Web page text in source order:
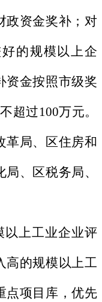
政资金奖补；对
的规模以上企
资金按照市级奖
超过100万元。
革局、区住房和
、区税务局、
以上工业企业评
高的规模以上工
点项目库，优先